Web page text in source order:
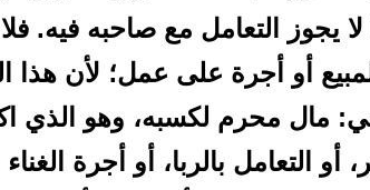
يجوز التعامل مع صاحبه فيه.
لمبيع أو أجرة على عمل؛ لأن هذا
مال محرم لكسبه، وهو الذي
أو التعامل بالربا، أو أجرة